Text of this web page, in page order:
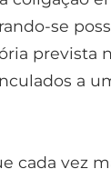
se
prevista
a
cada vez